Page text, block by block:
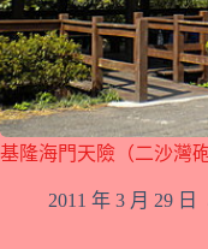
基隆海門天險（二沙灣砲
2011 年 3 月 29 日